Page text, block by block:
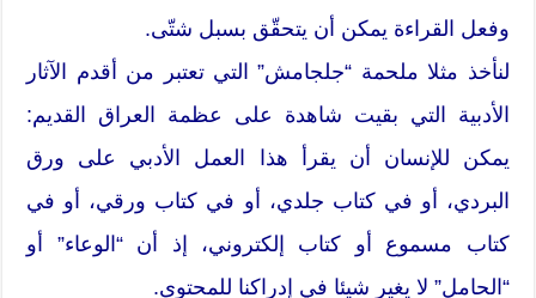
وفعل القراءة يمكن أن يتحقّق بسبل شتّى.
لنأخذ مثلا ملحمة “جلجامش” التي تعتبر من أقدم الآثار
الأدبية التي بقيت شاهدة على عظمة العراق القديم:
يمكن للإنسان أن يقرأ هذا العمل الأدبي على ورق
البردي، أو في كتاب جلدي، أو في كتاب ورقي، أو في
كتاب مسموع أو كتاب إلكتروني، إذ أن “الوعاء” أو
“الحامل” لا يغير شيئا في إدراكنا للمحتوى.